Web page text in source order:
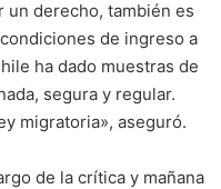
un derecho, también es
de ingreso a
ha dado muestras de
segura y regular.
migratoria», aseguró.
de la crítica y mañana